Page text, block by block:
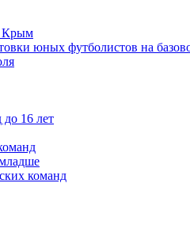
Крым
юных футболистов на
16 лет
команд